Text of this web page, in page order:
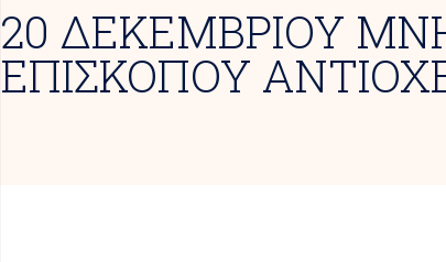
20 ΔΕΚΕΜΒΡΙΟΥ
ΕΠΙΣΚΟΠΟΥ